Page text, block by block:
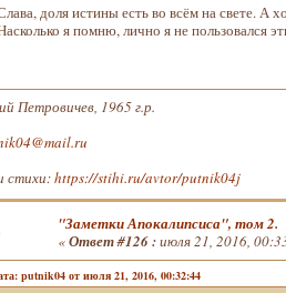
доля истины есть во всём на свете. А
я помню, лично я не пользовался
Петровичев, 1965 г.р.
стихи:https://stihi.ru/avtor/putnik04j
"Заметки Апокалипсиса", том 2.
«Ответ #126 :июля 21, 2016,
putnik04 от июля 21, 2016, 00:32:44